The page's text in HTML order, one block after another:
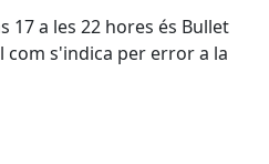
17 a les 22 hores és Bullet
com s'indica per error a la